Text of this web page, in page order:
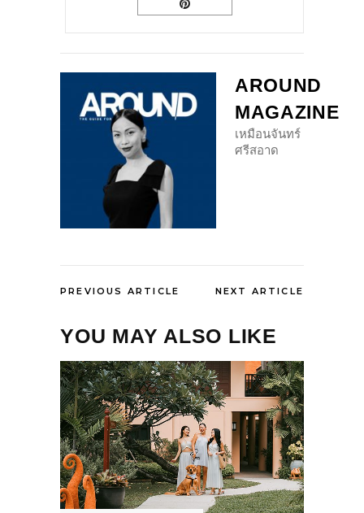
AROUND
MAGAZINE
เหมือนจันทร์
ศรีสอาด
PREVIOUS ARTICLE NEXT ARTICLE
YOU MAY ALSO LIKE